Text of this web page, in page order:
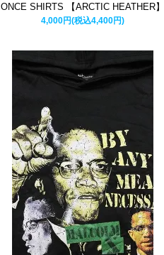
ONCE SHIRTS 【ARCTIC HEATHER】
4,000円(税込4,400円)